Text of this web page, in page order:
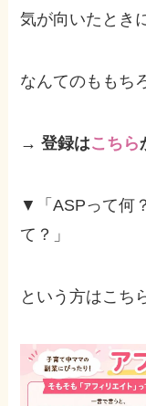
気が向いたとき
なんてのももち
→ 登録はこちら
▼「ASPって何
て？」
という方はこち